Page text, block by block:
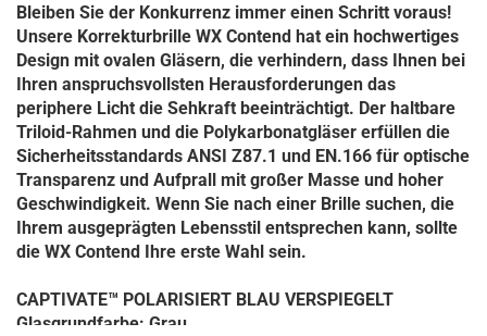
Bleiben Sie der Konkurrenz immer einen Schritt voraus!
Unsere Korrekturbrille WX Contend hat ein hochwertiges
Design mit ovalen Gläsern, die verhindern, dass Ihnen bei
Ihren anspruchsvollsten Herausforderungen das
periphere Licht die Sehkraft beeinträchtigt. Der haltbare
Triloid-Rahmen und die Polykarbonatgläser erfüllen die
Sicherheitsstandards ANSI Z87.1 und EN.166 für optische
Transparenz und Aufprall mit großer Masse und hoher
Geschwindigkeit. Wenn Sie nach einer Brille suchen, die
Ihrem ausgeprägten Lebensstil entsprechen kann, sollte
die WX Contend Ihre erste Wahl sein.
CAPTIVATE™ POLARISIERT BLAU VERSPIEGELT
Glasgrundfarbe: Grau